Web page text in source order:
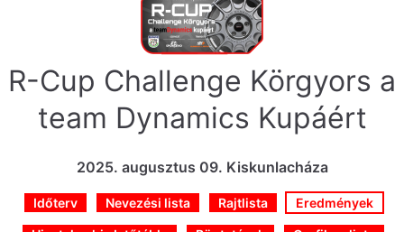
R-Cup Challenge Körgyors a
team Dynamics Kupáért
2025. augusztus 09. Kiskunlacháza
Időterv Nevezési lista Rajtlista Eredmények